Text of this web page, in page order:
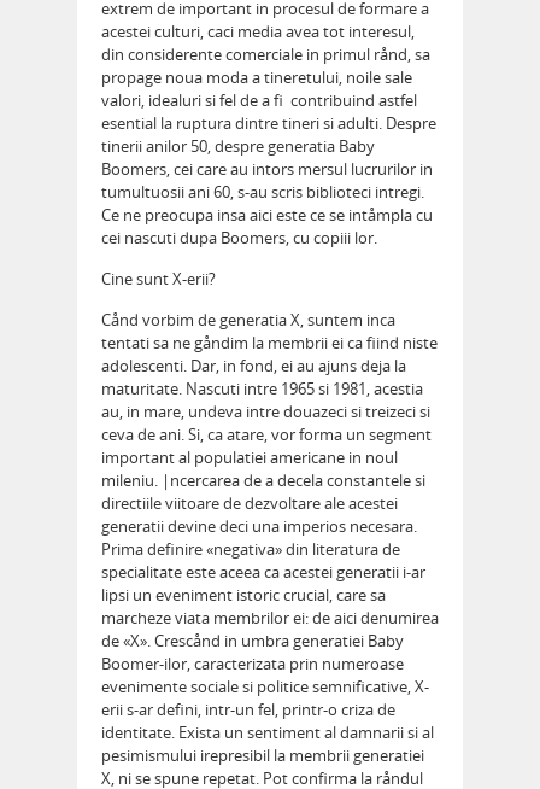
extrem de important in procesul de formare a
acestei culturi, caci media avea tot interesul,
din considerente comerciale in primul rånd, sa
propage noua moda a tineretului, noile sale
valori, idealuri si fel de a fi  contribuind astfel
esential la ruptura dintre tineri si adulti. Despre
tinerii anilor 50, despre generatia Baby
Boomers, cei care au intors mersul lucrurilor in
tumultuosii ani 60, s-au scris biblioteci intregi.
Ce ne preocupa insa aici este ce se intåmpla cu
cei nascuti dupa Boomers, cu copiii lor.
Cine sunt X-erii?
Cånd vorbim de generatia X, suntem inca
tentati sa ne gåndim la membrii ei ca fiind niste
adolescenti. Dar, in fond, ei au ajuns deja la
maturitate. Nascuti intre 1965 si 1981, acestia
au, in mare, undeva intre douazeci si treizeci si
ceva de ani. Si, ca atare, vor forma un segment
important al populatiei americane in noul
mileniu. |ncercarea de a decela constantele si
directiile viitoare de dezvoltare ale acestei
generatii devine deci una imperios necesara.
Prima definire «negativa» din literatura de
specialitate este aceea ca acestei generatii i-ar
lipsi un eveniment istoric crucial, care sa
marcheze viata membrilor ei: de aici denumirea
de «X». Crescånd in umbra generatiei Baby
Boomer-ilor, caracterizata prin numeroase
evenimente sociale si politice semnificative, X-
erii s-ar defini, intr-un fel, printr-o criza de
identitate. Exista un sentiment al damnarii si al
pesimismului irepresibil la membrii generatiei
X, ni se spune repetat. Pot confirma la råndul